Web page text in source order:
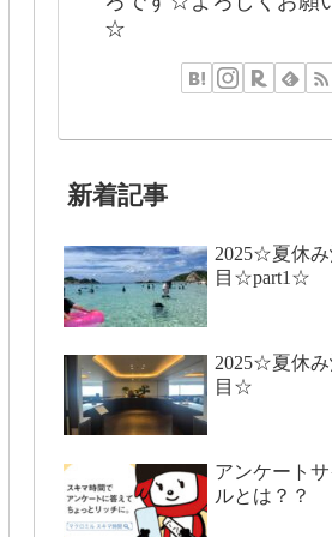
☆
新着記事
2025☆夏休
目☆part1☆
2025☆夏休
目☆
アンケート
ルとは？？